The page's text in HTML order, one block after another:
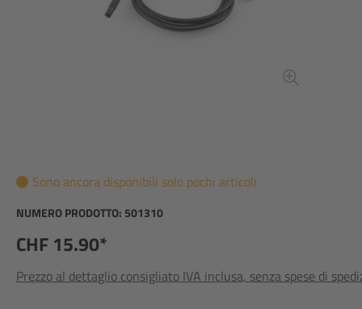
Sono ancora disponibili solo pochi articoli
NUMERO PRODOTTO: 501310
CHF 15.90*
Prezzo al dettaglio consigliato IVA inclusa, senza spese di